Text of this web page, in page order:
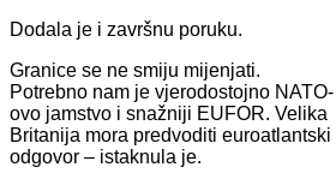
Dodala je i završnu poruku.
Granice se ne smiju mijenjati.
Potrebno nam je vjerodostojno NATO-
ovo jamstvo i snažniji EUFOR. Velika
Britanija mora predvoditi euroatlantski
odgovor – istaknula je.